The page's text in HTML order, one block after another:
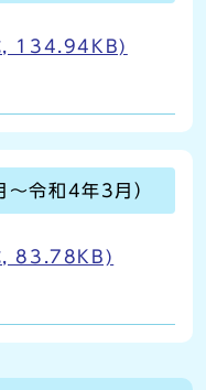
, 134.94KB)
令和4年3月）
, 83.78KB)